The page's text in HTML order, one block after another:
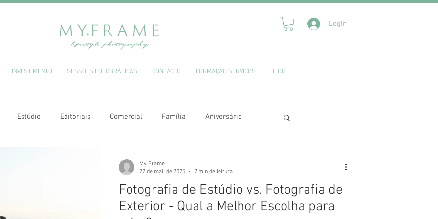
Login
INVESTIMENTO SESSÕES FOTOGRÁFICAS CONTACTO FORMAÇÃO SERVIÇOS BLOG
Estúdio Editoriais Comercial Família Aniversário
Fotografia de Estúdio vs. Fotografia de
Exterior - Qual a Melhor Escolha para
My Frame
22 de mai. de 2025
2 min de leitura